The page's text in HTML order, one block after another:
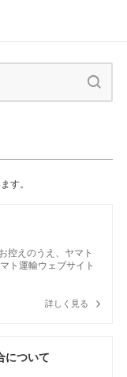
す。
控えのうえ、ヤマト
ト運輸ウェブサイト
詳しく見る
について